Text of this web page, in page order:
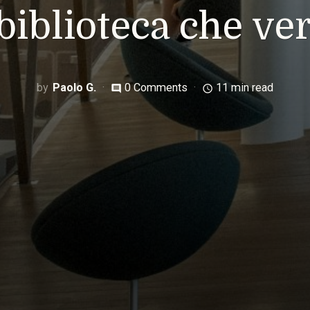
che
Paolo G. comment 0 Comments access_time 11 min read